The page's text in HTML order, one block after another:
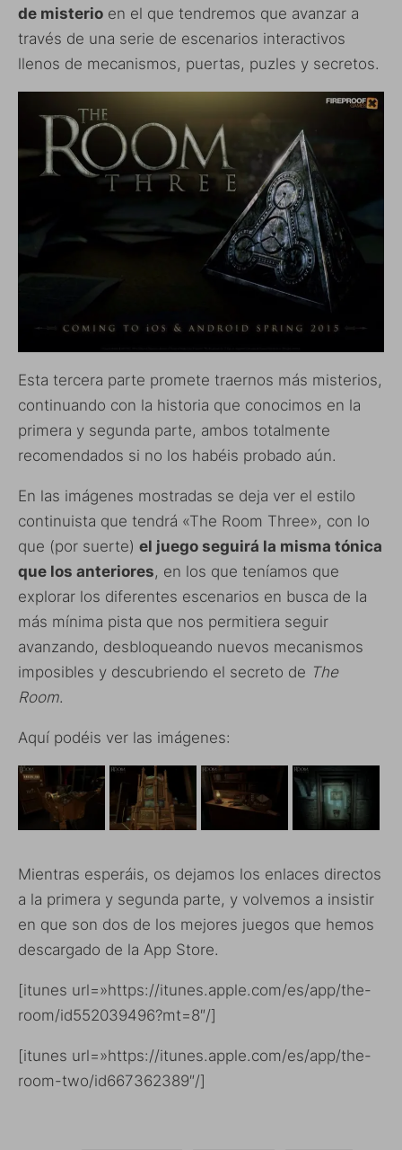
de misterio en el que tendremos que avanzar a
través de una serie de escenarios interactivos
llenos de mecanismos, puertas, puzles y secretos.
Esta tercera parte promete traernos más misterios,
continuando con la historia que conocimos en la
primera y segunda parte, ambos totalmente
recomendados si no los habéis probado aún.
En las imágenes mostradas se deja ver el estilo
continuista que tendrá «The Room Three», con lo
que (por suerte) el juego seguirá la misma tónica
que los anteriores, en los que teníamos que
explorar los diferentes escenarios en busca de la
más mínima pista que nos permitiera seguir
avanzando, desbloqueando nuevos mecanismos
imposibles y descubriendo el secreto de The
Room.
Aquí podéis ver las imágenes:
Mientras esperáis, os dejamos los enlaces directos
a la primera y segunda parte, y volvemos a insistir
en que son dos de los mejores juegos que hemos
descargado de la App Store.
[itunes url=»https://itunes.apple.com/es/app/the-
room/id552039496?mt=8″/]
[itunes url=»https://itunes.apple.com/es/app/the-
room-two/id667362389″/]